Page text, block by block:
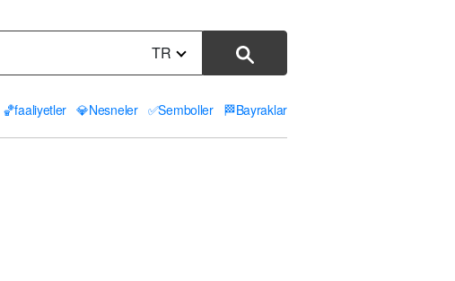
TR
🏀faaliyetler 💎Nesneler ✅Semboller 🏁Bayraklar